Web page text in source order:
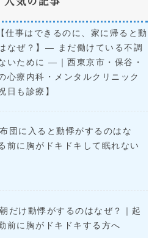
仕事はできるのに、家に帰ると動
なぜ？】― まだ働けている不調
いために ―｜西東京市・保谷・
心療内科・メンタルクリニック
日も診療】
団に入ると動悸がするのはな
前に胸がドキドキして眠れない
だけ動悸がするのはなぜ？｜起
前に胸がドキドキする方へ